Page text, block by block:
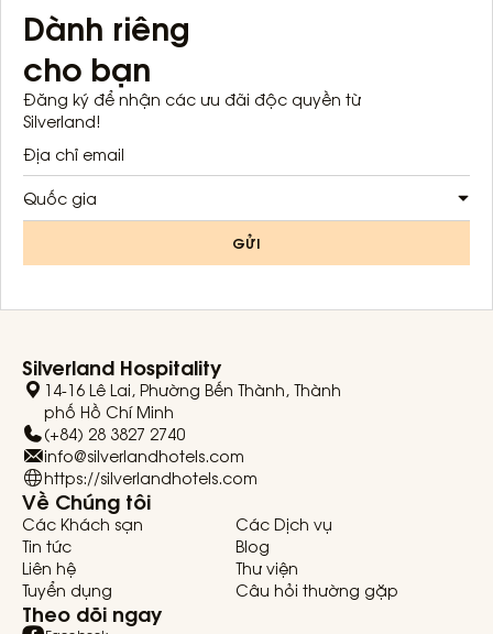
Dành riêng
cho bạn
Đăng ký để nhận các ưu đãi độc quyền từ
Silverland!
Quốc gia
GỬI
Silverland Hospitality
14-16 Lê Lai, Phường Bến Thành, Thành
phố Hồ Chí Minh
(+84) 28 3827 2740
info@silverlandhotels.com
https://silverlandhotels.com
Về Chúng tôi
Các Khách sạn
Các Dịch vụ
Tin tức
Blog
Liên hệ
Thư viện
Tuyển dụng
Câu hỏi thường gặp
Theo dõi ngay